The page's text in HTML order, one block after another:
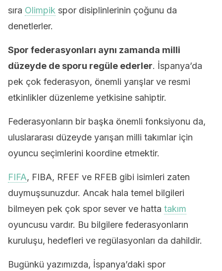
sıra Olimpik spor disiplinlerinin çoğunu da
denetlerler.
Spor federasyonları aynı zamanda milli
düzeyde de sporu regüle ederler. İspanya’da
pek çok federasyon, önemli yarışlar ve resmi
etkinlikler düzenleme yetkisine sahiptir.
Federasyonların bir başka önemli fonksiyonu da,
uluslararası düzeyde yarışan milli takımlar için
oyuncu seçimlerini koordine etmektir.
FIFA, FIBA, RFEF ve RFEB gibi isimleri zaten
duymuşsunuzdur. Ancak hala temel bilgileri
bilmeyen pek çok spor sever ve hatta takım
oyuncusu vardır. Bu bilgilere federasyonların
kuruluşu, hedefleri ve regülasyonları da dahildir.
Bugünkü yazımızda, İspanya’daki spor